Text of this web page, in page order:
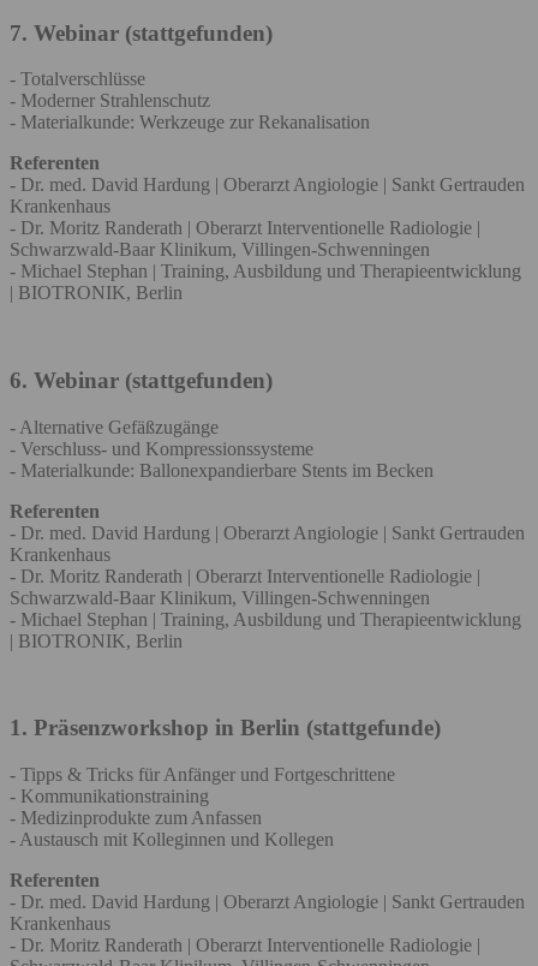
7. Webinar (stattgefunden)
- Totalverschlüsse
- Moderner Strahlenschutz
- Materialkunde: Werkzeuge zur Rekanalisation
Referenten
- Dr. med. David Hardung | Oberarzt Angiologie | Sankt Gertrauden
Krankenhaus
- Dr. Moritz Randerath | Oberarzt Interventionelle Radiologie |
Schwarzwald-Baar Klinikum, Villingen-Schwenningen
- Michael Stephan | Training, Ausbildung und Therapieentwicklung
| BIOTRONIK, Berlin
6. Webinar (stattgefunden)
- Alternative Gefäßzugänge
- Verschluss- und Kompressionssysteme
- Materialkunde: Ballonexpandierbare Stents im Becken
Referenten
- Dr. med. David Hardung | Oberarzt Angiologie | Sankt Gertrauden
Krankenhaus
- Dr. Moritz Randerath | Oberarzt Interventionelle Radiologie |
Schwarzwald-Baar Klinikum, Villingen-Schwenningen
- Michael Stephan | Training, Ausbildung und Therapieentwicklung
| BIOTRONIK, Berlin
1. Präsenzworkshop in Berlin (stattgefunde)
- Tipps & Tricks für Anfänger und Fortgeschrittene
- Kommunikationstraining
- Medizinprodukte zum Anfassen
- Austausch mit Kolleginnen und Kollegen
Referenten
- Dr. med. David Hardung | Oberarzt Angiologie | Sankt Gertrauden
Krankenhaus
- Dr. Moritz Randerath | Oberarzt Interventionelle Radiologie |